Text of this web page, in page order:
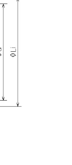
信息？
取得联系。
：